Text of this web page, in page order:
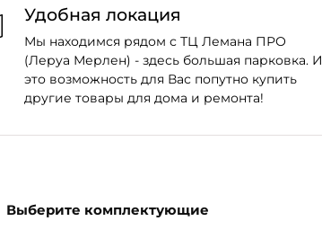
Удобная локация
Мы находимся рядом с ТЦ Лемана ПРО
(Леруа Мерлен) - здесь большая парковка. И
это возможность для Вас попутно купить
другие товары для дома и ремонта!
Выберите комплектующие